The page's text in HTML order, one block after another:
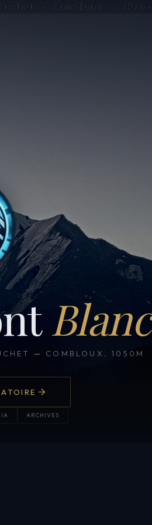
Blanc
— COMBLOUX, 1050M
IA ARCHIVES